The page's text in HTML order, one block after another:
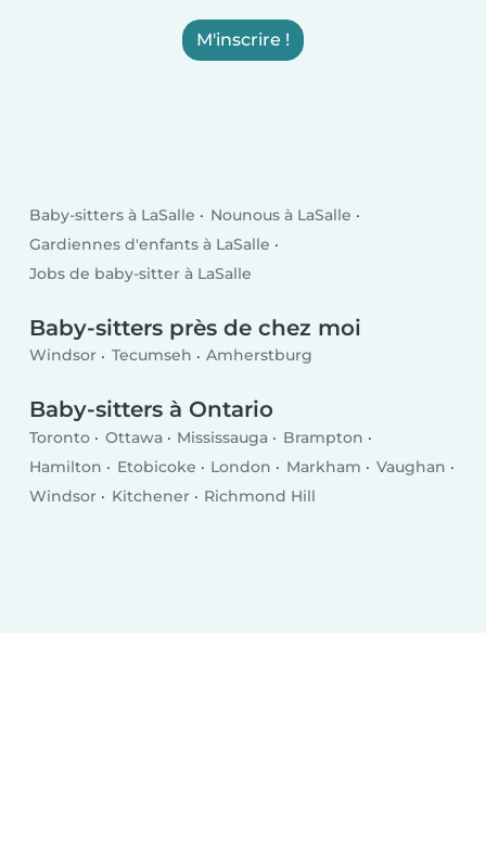
M'inscrire !
Baby-sitters à LaSalle
Nounous à LaSalle
Gardiennes d'enfants à LaSalle
Jobs de baby-sitter à LaSalle
Baby-sitters près de chez moi
Windsor Tecumseh Amherstburg
Baby-sitters à Ontario
Toronto Ottawa Mississauga
Brampton
Hamilton
Etobicoke London Markham
Vaughan
Windsor
Kitchener Richmond Hill